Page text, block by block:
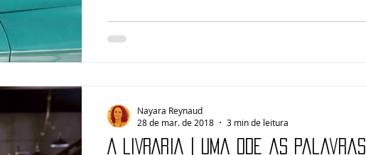
A LIVRARIA | Uma ode às palavras
Nayara Reynaud
28 de mar. de 2018
3 min de leitura